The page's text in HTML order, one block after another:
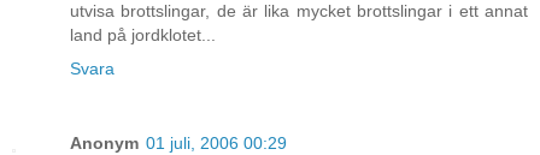
utvisa brottslingar, de är lika mycket brottslingar i ett annat
land på jordklotet...
Svara
Anonym 01 juli, 2006 00:29